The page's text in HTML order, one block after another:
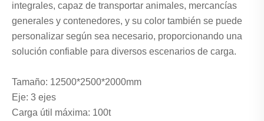
integrales, capaz de transportar animales, mercancías
generales y contenedores, y su color también se puede
personalizar según sea necesario, proporcionando una
solución confiable para diversos escenarios de carga.
Tamaño: 12500*2500*2000mm
Eje: 3 ejes
Carga útil máxima: 100t